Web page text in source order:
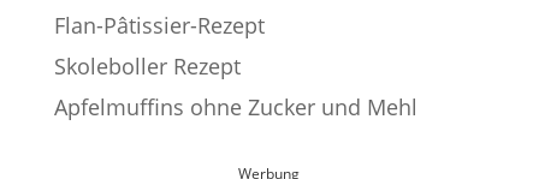
Flan-Pâtissier-Rezept
Skoleboller Rezept
Apfelmuffins ohne Zucker und Mehl
Werbung